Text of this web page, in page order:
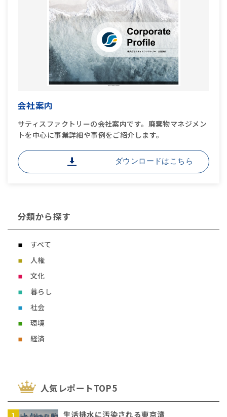
会社案内
サティスファクトリーの会社案内です。廃棄物マネジメン
トを中心に事業詳細や事例をご紹介します。
ダウンロードはこちら
分類から探す
すべて
人権
文化
暮らし
社会
環境
経済
⼈気レポートTOP5
生活排水に汚染される東京湾